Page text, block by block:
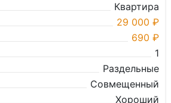
Квартира
29 000 ₽
690 ₽
1
Раздельные
Совмещенный
Хороший